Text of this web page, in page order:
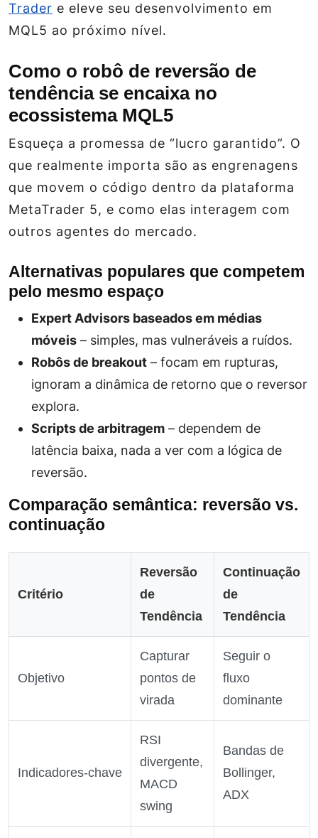
Trader e eleve seu desenvolvimento em
MQL5 ao próximo nível.
Como o robô de reversão de
tendência se encaixa no
ecossistema MQL5
Esqueça a promessa de “lucro garantido”. O
que realmente importa são as engrenagens
que movem o código dentro da plataforma
MetaTrader 5, e como elas interagem com
outros agentes do mercado.
Alternativas populares que competem
pelo mesmo espaço
Expert Advisors baseados em médias
móveis – simples, mas vulneráveis a ruídos.
Robôs de breakout – focam em rupturas,
ignoram a dinâmica de retorno que o reversor
explora.
Scripts de arbitragem – dependem de
latência baixa, nada a ver com a lógica de
reversão.
Comparação semântica: reversão vs.
continuação
Critério
Reversão
de
Tendência
Continuação
de
Tendência
Objetivo
Capturar
pontos de
virada
Seguir o
fluxo
dominante
Indicadores‑chave
RSI
divergente,
MACD
swing
Bandas de
Bollinger,
ADX